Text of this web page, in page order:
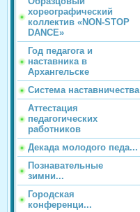
хореографический
коллектив «NON-STOP
DANCE»
Год педагога и
наставника в
Архангельске
Система наставничества
Аттестация
педагогических
работников
Декада молодого педа...
Познавательные
зимни...
Городская
конференци...